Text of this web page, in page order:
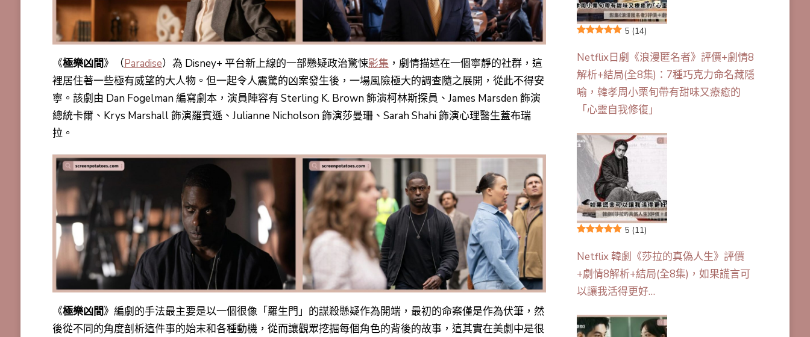
《極樂凶間》（Paradise）為 Disney+ 平台新上線的一部懸疑政治驚悚影集 ，劇情描述在一個寧靜的社群，這
裡居住著一些極有威望的大人物。但一起令人震驚的凶案發生後，一場風險極大的調查隨之展開，從此不得安
寧。該劇由 Dan Fogelman 編寫劇本，演員陣容有 Sterling K. Brown 飾演柯林斯探員、James Marsden 飾演
總統卡爾、Krys Marshall 飾演羅賓遜、Julianne Nicholson 飾演莎曼珊、Sarah Shahi 飾演心理醫生蓋布瑞
拉。
《極樂凶間》編劇的手法最主要是以一個很像「羅生門」的謀殺懸疑作為開端，最初的命案僅是作為伏筆，然
後從不同的角度剖析這件事的始末和各種動機，從而讓觀眾挖掘每個角色的背後的故事，這其實在美劇中是很
5 (14)
Netflix日劇《浪漫匿名者》評價+劇情8
解析+結局(全8集)：7種巧克力命名藏隱
喻，韓孝周小栗旬帶有甜味又療癒的
「心靈自我修復」
5 (11)
Netflix 韓劇《莎拉的真偽人生》評價
+劇情8解析+結局(全8集)，如果謊言可
以讓我活得更好…